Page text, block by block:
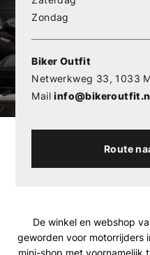
Zondag
Biker Outfit
Netwerkweg 33, 1033
Mail
Route
De winkel en webshop
geworden voor motorrijders